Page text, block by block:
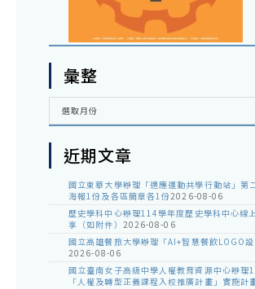
彙整
彙
選取月份
近期文章
國立東華大學辦理「適應運動共學行動站」第
海報1份及各區簡章各1份2026-08-06
歷史學科中心辦理114學年度歷史學科中心線
享（如附件） 2026-08-06
國立高雄餐旅大學辦理「AI+智慧餐飲LOGO
2026-08-06
國立臺南女子高級中學人權教育資源中心辦理
「人權及轉型正義課程入校推廣計畫」實施計